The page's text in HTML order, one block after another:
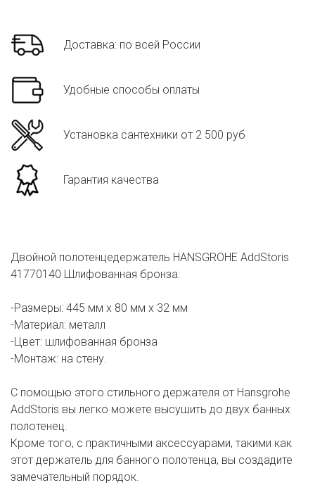
Доставка: по всей России
Удобные способы оплаты
Установка сантехники от 2 500 руб
Гарантия качества
Двойной полотенцедержатель HANSGROHE AddStoris
41770140 Шлифованная бронза:
-Размеры: 445 мм х 80 мм х 32 мм
-Материал: металл
-Цвет: шлифованная бронза
-Монтаж: на стену.
С помощью этого стильного держателя от Hansgrohe
AddStoris вы легко можете высушить до двух банных
полотенец.
Кроме того, с практичными аксессуарами, такими как
этот держатель для банного полотенца, вы создадите
замечательный порядок.